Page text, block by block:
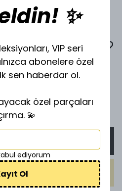
FK-06
AL
✨
VIP seri
abonelere özel
sen haberdar ol.
özel parçaları
💫
ediyorum
Ol